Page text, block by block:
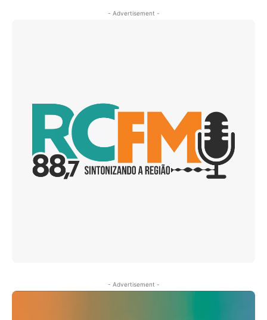
- Advertisement -
- Advertisement -